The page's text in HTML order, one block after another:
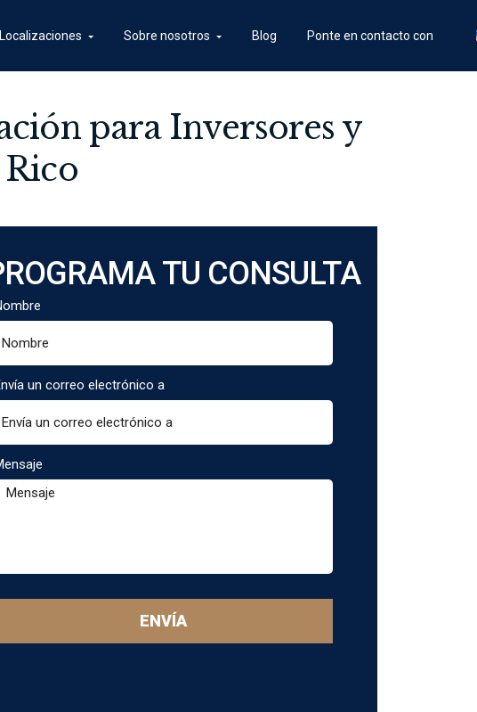
Localizaciones Sobre nosotros Blog Ponte en contacto con
para Inversores y
TU CONSULTA
un correo electrónico a
ENVÍA